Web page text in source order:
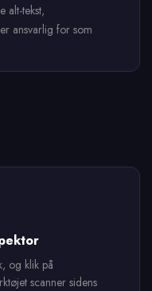
alt-tekst,
ansvarlig for som
og klik på
scanner sidens